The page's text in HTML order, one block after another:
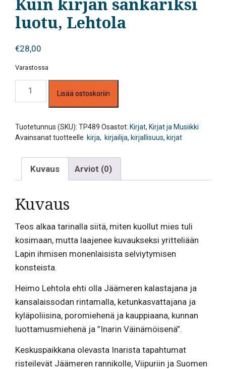
luotu, Lehtola
€28,00
Varastossa
kirjan
Lehtola
määrä
Lisää ostoskoriin
Tuotetunnus (SKU): TP489 Osastot: Kirjat, Kirjat ja Musiikki
Avainsanat tuotteelle kirja, kirjailija, kirjallisuus, kirjat
Kuvaus Arviot (0)
Kuvaus
Teos alkaa tarinalla siitä, miten kuollut mies tuli
kosimaan, mutta laajenee kuvaukseksi yritteliään
Lapin ihmisen monenlaisista selviytymisen
konsteista.
Heimo Lehtola ehti olla Jäämeren kalastajana ja
kansalaissodan rintamalla, ketunkasvattajana ja
kyläpoliisina, poromiehenä ja kauppiaana, kunnan
luottamusmiehenä ja ”Inarin Väinämöisenä”.
Keskuspaikkana olevasta Inarista tapahtumat
risteilevät Jäämeren rannikolle, Viipuriin ja Suomen